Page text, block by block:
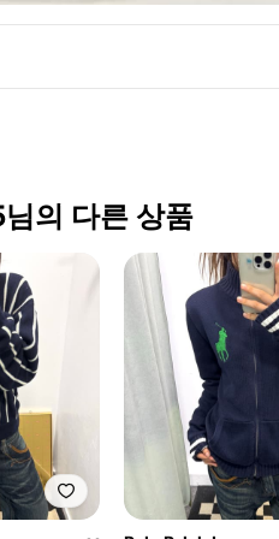
의 다른 상품